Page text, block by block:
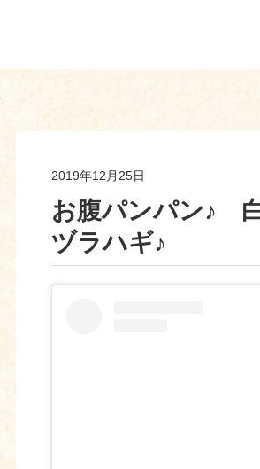
2019年12月25日
お腹パンパン♪
ヅラハギ♪